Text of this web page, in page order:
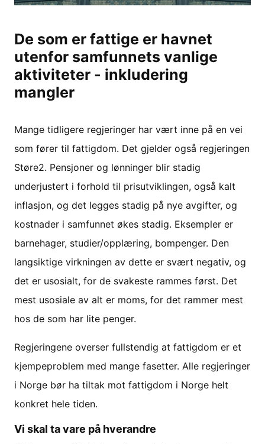
De som er fattige er havnet
utenfor samfunnets vanlige
aktiviteter - inkludering
mangler
Mange tidligere regjeringer har vært inne på en vei
som fører til fattigdom. Det gjelder også regjeringen
Støre2. Pensjoner og lønninger blir stadig
underjustert i forhold til prisutviklingen, også kalt
inflasjon, og det legges stadig på nye avgifter, og
kostnader i samfunnet økes stadig. Eksempler er
barnehager, studier/opplæring, bompenger. Den
langsiktige virkningen av dette er svært negativ, og
det er usosialt, for de svakeste rammes først. Det
mest usosiale av alt er moms, for det rammer mest
hos de som har lite penger.
Regjeringene overser fullstendig at fattigdom er et
kjempeproblem med mange fasetter. Alle regjeringer
i Norge bør ha tiltak mot fattigdom i Norge helt
konkret hele tiden.
Vi skal ta vare på hverandre